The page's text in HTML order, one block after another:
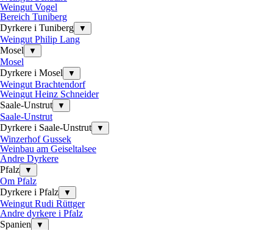
Weingut Vogel
Bereich Tuniberg
Dyrkere i Tuniberg
▼
Weingut Philip Lang
Mosel
▼
Mosel
Dyrkere i Mosel
▼
Weingut Brachtendorf
Weingut Heinz Schneider
Saale-Unstrut
▼
Saale-Unstrut
Dyrkere i Saale-Unstrut
▼
Winzerhof Gussek
Weinbau am Geiseltalsee
Andre Dyrkere
Pfalz
▼
Om Pfalz
Dyrkere i Pfalz
▼
Weingut Rudi Rüttger
Andre dyrkere i Pfalz
Spanien
▼